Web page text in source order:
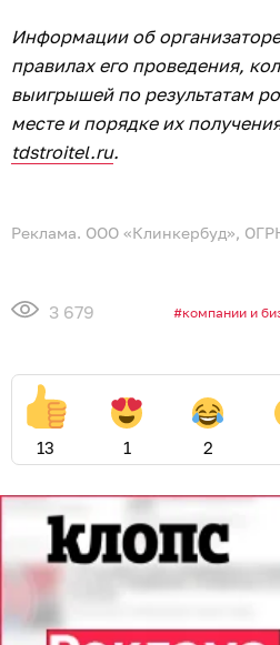
Информации об
правилах его проведения,
выигрышей по результатам
месте и порядке их
tdstroitel.ru.
Реклама. ООО «Клинкербуд»,
3 679 компании и
13 1 2